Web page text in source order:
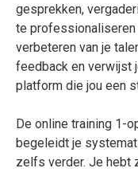
gesprekken,
te professionaliseren
verbeteren van je
feedback en verwijst
platform die jou een
De online training 1-
begeleidt je
zelfs verder. Je hebt